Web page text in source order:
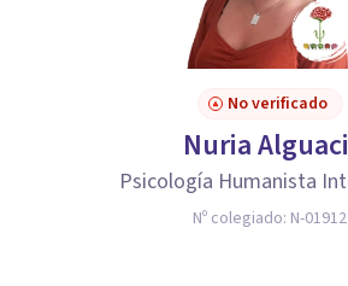
No verificado
Nuria
Psicología Humanista
Nº colegiado: N-01912